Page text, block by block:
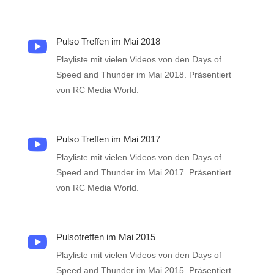
 Pulso Treffen im Mai 2018
Playliste mit vielen Videos von den Days of
Speed and Thunder im Mai 2018. Präsentiert
von RC Media World.
 Pulso Treffen im Mai 2017
Playliste mit vielen Videos von den Days of
Speed and Thunder im Mai 2017. Präsentiert
von RC Media World.
 Pulsotreffen im Mai 2015
Playliste mit vielen Videos von den Days of
Speed and Thunder im Mai 2015. Präsentiert